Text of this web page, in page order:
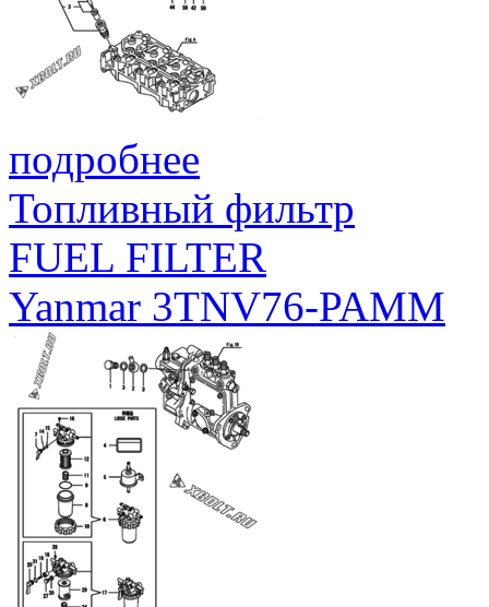
подробнее
Топливный фильтр
FUEL FILTER
Yanmar 3TNV76-PAMM